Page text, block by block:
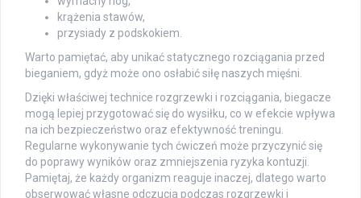
krążenia stawów,
przysiady z podskokiem.
Warto pamiętać, aby unikać statycznego rozciągania przed
bieganiem, gdyż może ono osłabić siłę naszych mięśni.
Dzięki właściwej technice rozgrzewki i rozciągania, biegacze
mogą lepiej przygotować się do wysiłku, co w efekcie wpływa
na ich bezpieczeństwo oraz efektywność treningu.
Regularne wykonywanie tych ćwiczeń może przyczynić się
do poprawy wyników oraz zmniejszenia ryzyka kontuzji.
Pamiętaj, że każdy organizm reaguje inaczej, dlatego warto
obserwować własne odczucia podczas rozgrzewki i